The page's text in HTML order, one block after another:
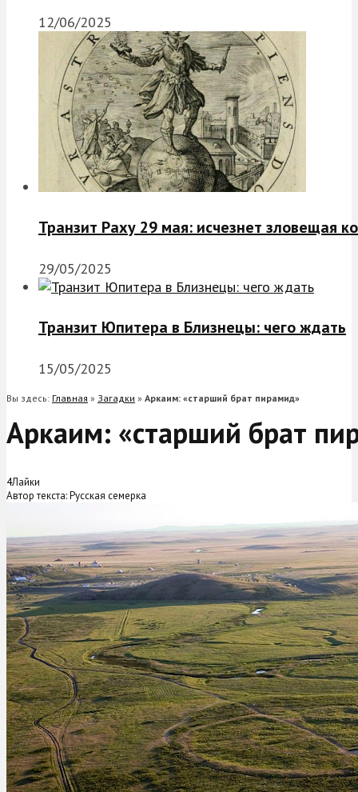
12/06/2025
Транзит Раху 29 мая: исчезнет зловещая
29/05/2025
Транзит Юпитера в Близнецы: чего ждать
15/05/2025
Вы здесь: Главная » Загадки » Аркаим: «старший брат пирамид»
Аркаим: «старший брат
4Лайки
Автор текста: Русская семерка